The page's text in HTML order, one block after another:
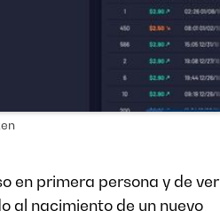
en primera persona y de ver
al nacimiento de un nuevo